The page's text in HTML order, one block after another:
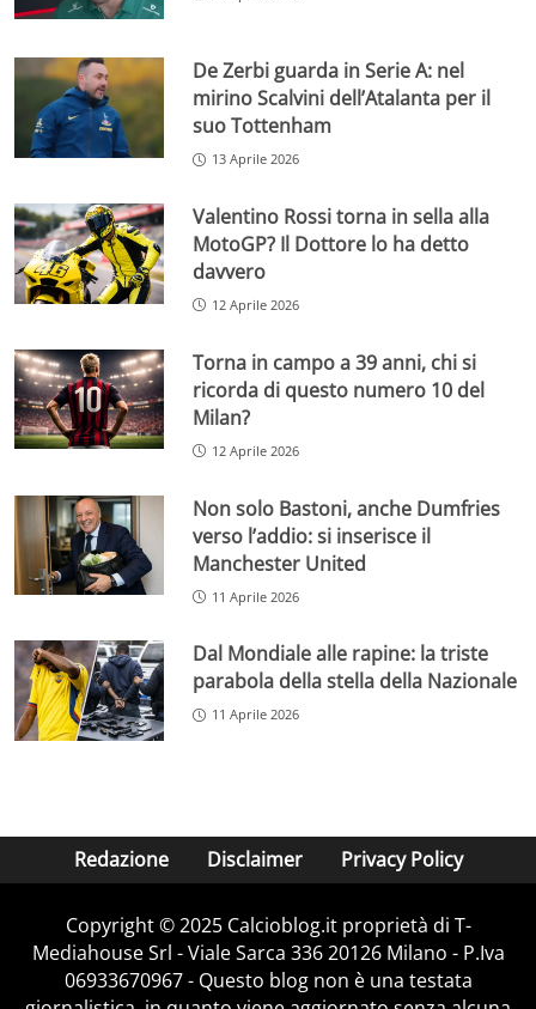
De Zerbi guarda in Serie A: nel
mirino Scalvini dell’Atalanta per il
suo Tottenham
13 Aprile 2026
Valentino Rossi torna in sella alla
MotoGP? Il Dottore lo ha detto
davvero
12 Aprile 2026
Torna in campo a 39 anni, chi si
ricorda di questo numero 10 del
Milan?
12 Aprile 2026
Non solo Bastoni, anche Dumfries
verso l’addio: si inserisce il
Manchester United
11 Aprile 2026
Dal Mondiale alle rapine: la triste
parabola della stella della Nazionale
11 Aprile 2026
Redazione Disclaimer Privacy Policy
Copyright © 2025 Calcioblog.it proprietà di T-
Mediahouse Srl - Viale Sarca 336 20126 Milano - P.Iva
06933670967 - Questo blog non è una testata